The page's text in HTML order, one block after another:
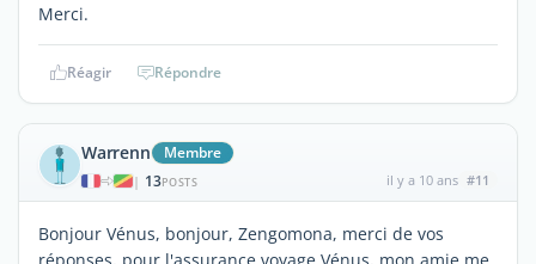
Merci.
Réagir Répondre
Warrenn Membre
| 13POSTS il y a 10 ans #11
Bonjour Vénus, bonjour, Zengomona, merci de vos